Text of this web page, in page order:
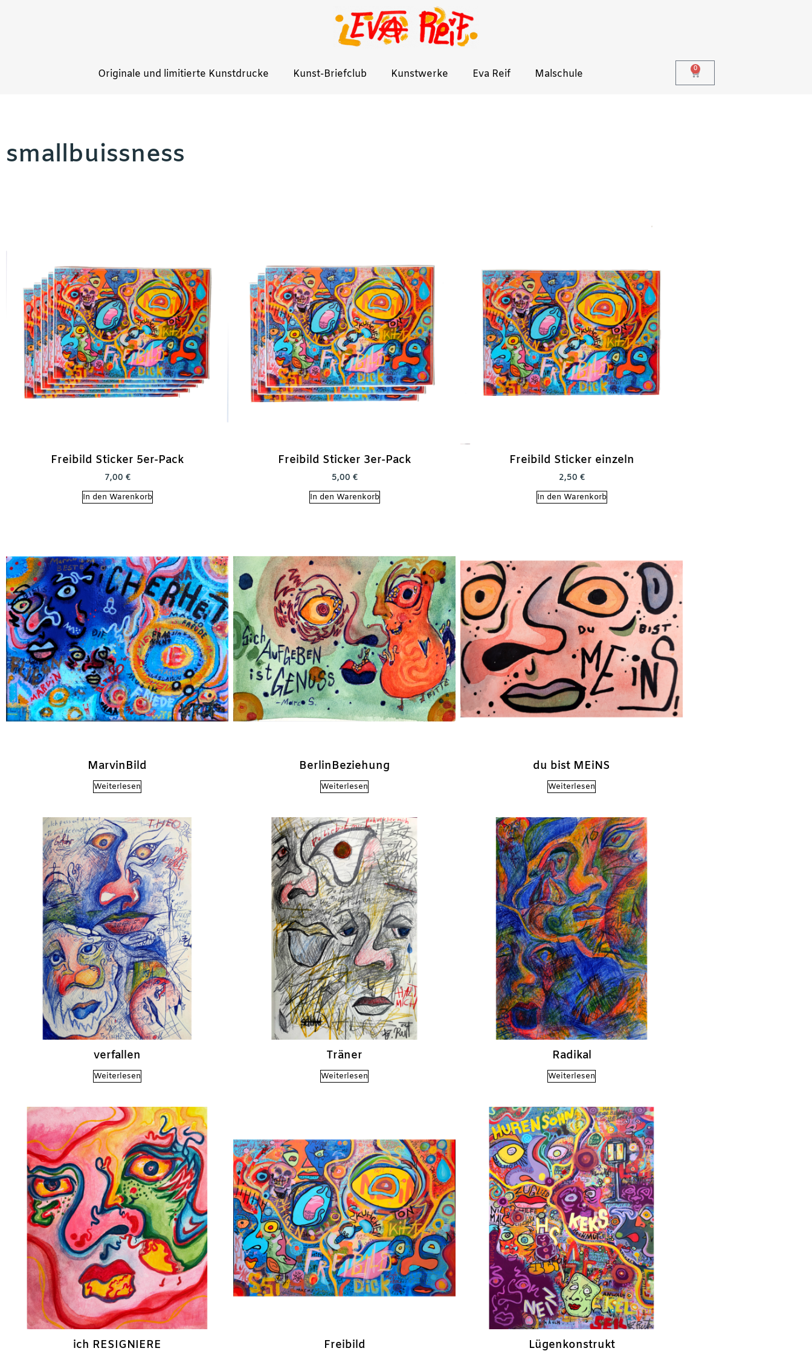
Originale und limitierte Kunstdrucke Kunst-Briefclub Kunstwerke Eva Reif Malschule 0
smallbuissness
Freibild Sticker 5er-Pack
7,00 €
In den Warenkorb
Freibild Sticker 3er-Pack
5,00 €
In den Warenkorb
Freibild Sticker einzeln
2,50 €
In den Warenkorb
MarvinBild
Weiterlesen
BerlinBeziehung
Weiterlesen
du bist MEiNS
Weiterlesen
verfallen
Weiterlesen
Träner
Weiterlesen
Radikal
Weiterlesen
ich RESIGNIERE Freibild Lügenkonstrukt